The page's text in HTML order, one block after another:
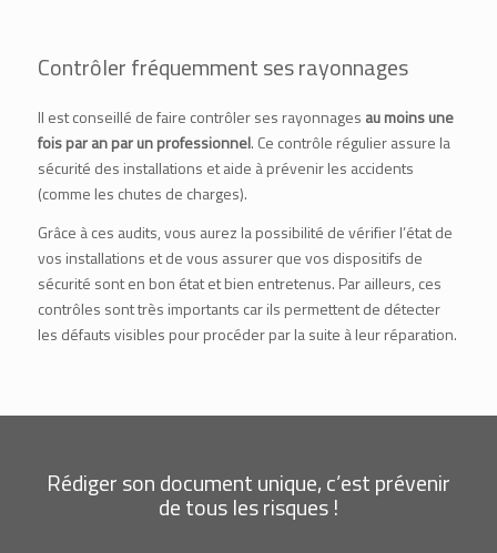
Contrôler fréquemment ses rayonnages
Il est conseillé de faire contrôler ses rayonnages au moins une
fois par an par un professionnel. Ce contrôle régulier assure la
sécurité des installations et aide à prévenir les accidents
(comme les chutes de charges).
Grâce à ces audits, vous aurez la possibilité de vérifier l’état de
vos installations et de vous assurer que vos dispositifs de
sécurité sont en bon état et bien entretenus. Par ailleurs, ces
contrôles sont très importants car ils permettent de détecter
les défauts visibles pour procéder par la suite à leur réparation.
Rédiger son document unique, c’est prévenir
de tous les risques !